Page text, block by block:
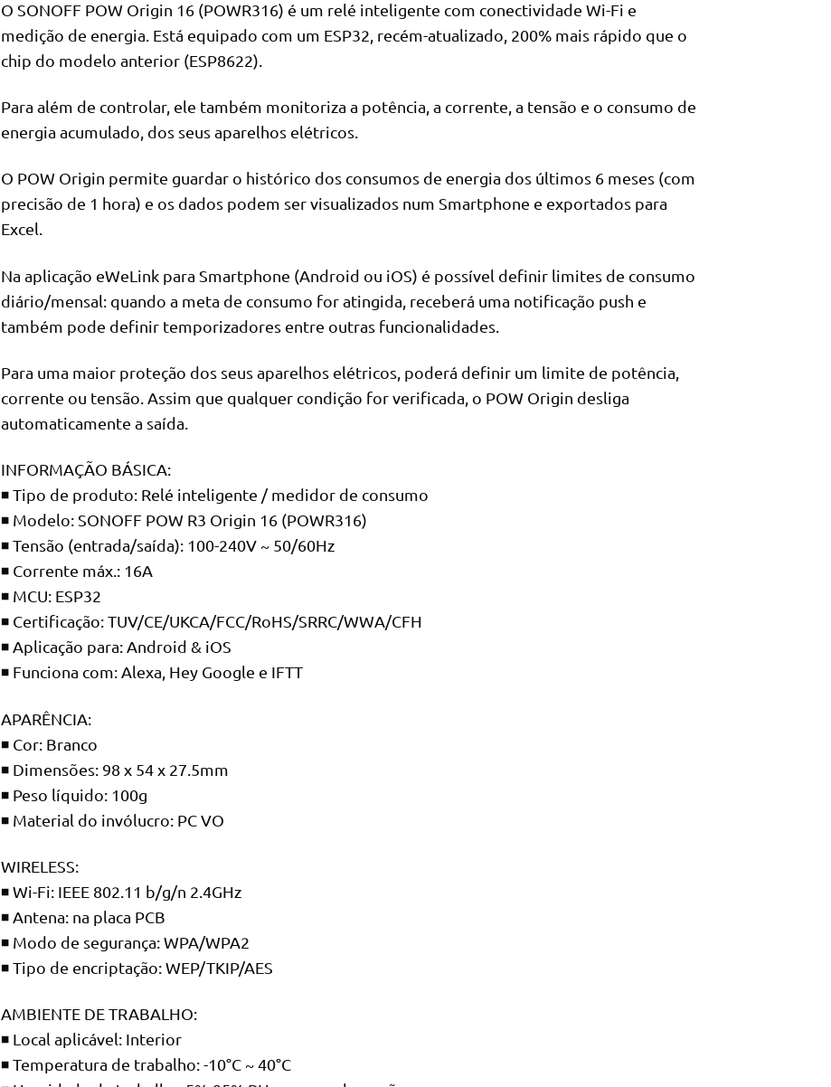
O SONOFF POW Origin 16 (POWR316) é um relé inteligente com conectividade Wi-Fi e
medição de energia. Está equipado com um ESP32, recém-atualizado, 200% mais rápido que o
chip do modelo anterior (ESP8622).
Para além de controlar, ele também monitoriza a potência, a corrente, a tensão e o consumo de
energia acumulado, dos seus aparelhos elétricos.
O POW Origin permite guardar o histórico dos consumos de energia dos últimos 6 meses (com
precisão de 1 hora) e os dados podem ser visualizados num Smartphone e exportados para
Excel.
Na aplicação eWeLink para Smartphone (Android ou iOS) é possível definir limites de consumo
diário/mensal: quando a meta de consumo for atingida, receberá uma notificação push e
também pode definir temporizadores entre outras funcionalidades.
Para uma maior proteção dos seus aparelhos elétricos, poderá definir um limite de potência,
corrente ou tensão. Assim que qualquer condição for verificada, o POW Origin desliga
automaticamente a saída.
INFORMAÇÃO BÁSICA:
◾ Tipo de produto: Relé inteligente / medidor de consumo
◾ Modelo: SONOFF POW R3 Origin 16 (POWR316)
◾ Tensão (entrada/saída): 100-240V ~ 50/60Hz
◾ Corrente máx.: 16A
◾ MCU: ESP32
◾ Certificação: TUV/CE/UKCA/FCC/RoHS/SRRC/WWA/CFH
◾ Aplicação para: Android & iOS
◾ Funciona com: Alexa, Hey Google e IFTT
APARÊNCIA:
◾ Cor: Branco
◾ Dimensões: 98 x 54 x 27.5mm
◾ Peso líquido: 100g
◾ Material do invólucro: PC VO
WIRELESS:
◾ Wi-Fi: IEEE 802.11 b/g/n 2.4GHz
◾ Antena: na placa PCB
◾ Modo de segurança: WPA/WPA2
◾ Tipo de encriptação: WEP/TKIP/AES
AMBIENTE DE TRABALHO:
◾ Local aplicável: Interior
◾ Temperatura de trabalho: -10°C ~ 40°C